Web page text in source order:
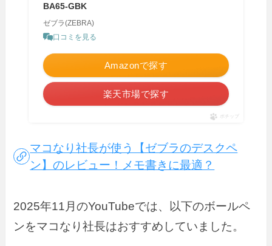
BA65-GBK
ゼブラ(ZEBRA)
口コミを見る
Amazonで探す
楽天市場で探す
ポチップ
マコなり社長が使う【ゼブラのデスクペ
ン】のレビュー！メモ書きに最適？
2025年11月のYouTubeでは、以下のボールペ
ンをマコなり社長はおすすめしていました。